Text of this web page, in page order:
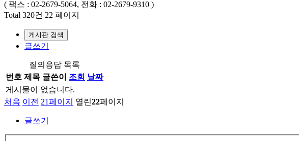
( 팩스 : 02-2679-5064, 전화 : 02-2679-9310 )
Total 320건 22 페이지
게시판 검색
글쓰기
질의응답 목록
번호 제목 글쓴이 조회 날짜
게시물이 없습니다.
처음 이전 21페이지 열린22페이지
글쓰기